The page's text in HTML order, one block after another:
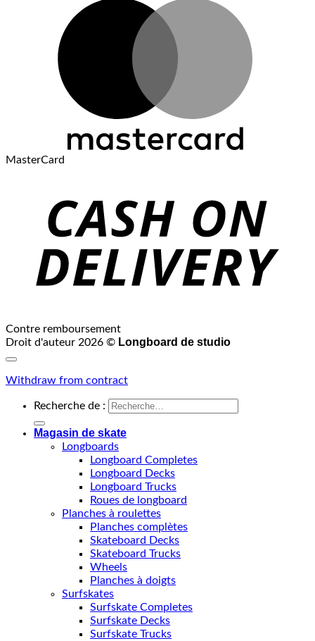
MasterCard
Contre remboursement
Droit d'auteur 2026 © Longboard de studio
Withdraw from contract
Recherche de :
Magasin de skate
Longboards
Longboard Completes
Longboard Decks
Longboard Trucks
Roues de longboard
Planches à roulettes
Planches complètes
Skateboard Decks
Skateboard Trucks
Wheels
Planches à doigts
Surfskates
Surfskate Completes
Surfskate Decks
Surfskate Trucks